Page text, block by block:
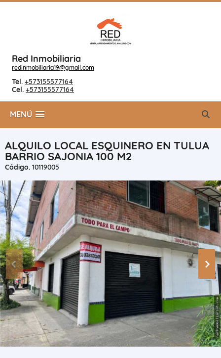
Red Inmobiliaria
redinmobiliaria19@gmail.com
Tel. +573155577164
Cel. +573155577164
MENÚ
ALQUILO LOCAL ESQUINERO EN TULUA
BARRIO SAJONIA 100 M2
Código. 10119005